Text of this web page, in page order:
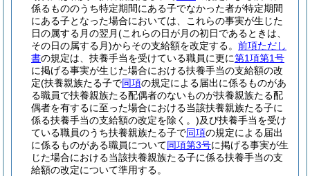
係るもののうち特定期間にある子でなかった者が特定期間
にある子となった場合においては、これらの事実が生じた
日の属する月の翌月(これらの日が月の初日であるときは、
その日の属する月)からその支給額を改定する。 前項ただし
書の規定は、扶養手当を受けている職員に更に第1項第1号
に掲げる事実が生じた場合における扶養手当の支給額の改
定(扶養親族たる子で同項の規定による届出に係るものがあ
る職員で扶養親族たる配偶者のないものが扶養親族たる配
偶者を有するに至った場合における当該扶養親族たる子に
係る扶養手当の支給額の改定を除く。)及び扶養手当を受け
ている職員のうち扶養親族たる子で同項の規定による届出
に係るものがある職員について同項第3号に掲げる事実が生
じた場合における当該扶養親族たる子に係る扶養手当の支
給額の改定について準用する。